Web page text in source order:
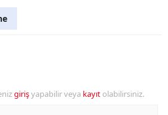
girişyapabilir veya kayıt olabilirsiniz.